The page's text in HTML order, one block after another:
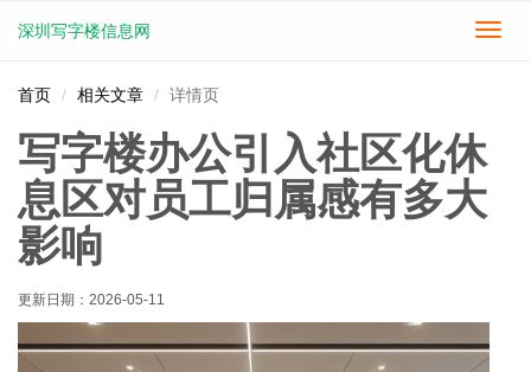
切
深圳写字楼信息网
首页 相关文章 详情页
写字楼办公引入社区化休
息区对员工归属感有多大
影响
更新日期： 2026-05-11